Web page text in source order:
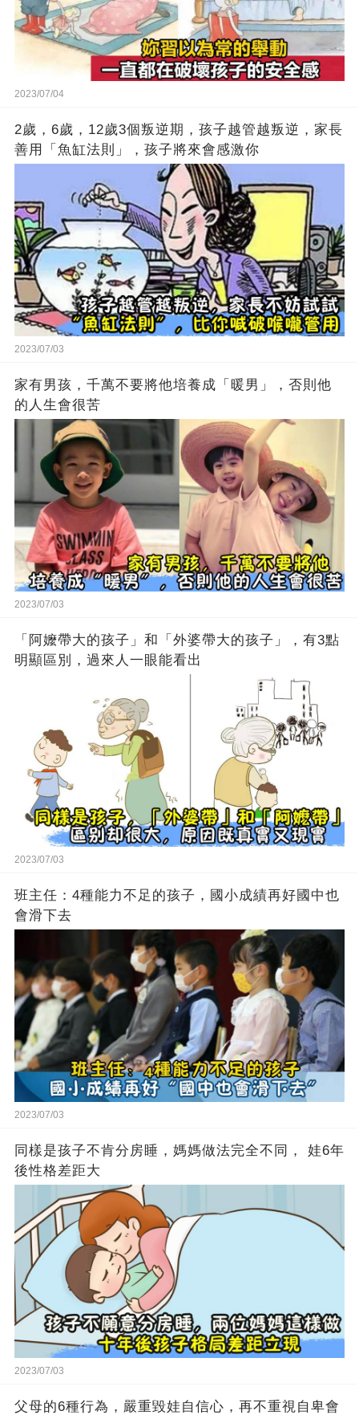
2023/07/04
2歲，6歲，12歲3個叛逆期，孩子越管越叛逆，家長
善用「魚缸法則」，孩子將來會感激你
2023/07/03
家有男孩，千萬不要將他培養成「暖男」，否則他
的人生會很苦
2023/07/03
「阿嬤帶大的孩子」和「外婆帶大的孩子」，有3點
明顯區別，過來人一眼能看出
2023/07/03
班主任：4種能力不足的孩子，國小成績再好國中也
會滑下去
2023/07/03
同樣是孩子不肯分房睡，媽媽做法完全不同， 娃6年
後性格差距大
2023/07/03
父母的6種行為，嚴重毀娃自信心，再不重視自卑會